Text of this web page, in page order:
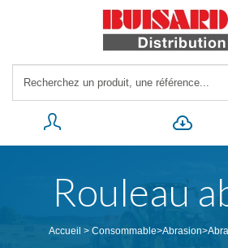
Rouleau
Accueil > Consommable>Abrasion>